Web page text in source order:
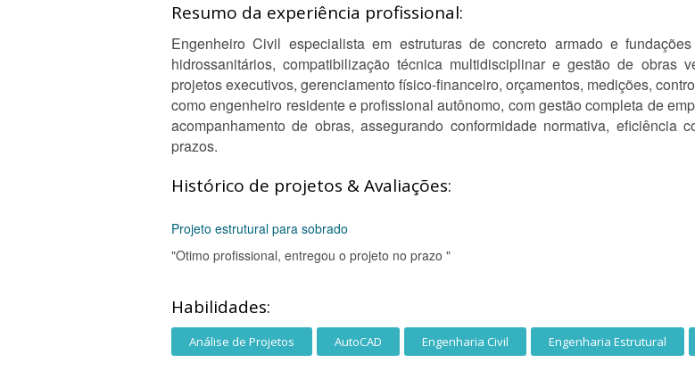
Resumo da experiência profissional:
Engenheiro Civil especialista em estruturas de concreto armado e
hidrossanitários, compatibilização técnica multidisciplinar e gestão de obras
projetos executivos, gerenciamento físico-financeiro, orçamentos, medições,
como engenheiro residente e profissional autônomo, com gestão completa de
acompanhamento de obras, assegurando conformidade normativa, eficiência
prazos.
Histórico de projetos & Avaliações:
Projeto estrutural para sobrado
"Otimo profissional, entregou o projeto no prazo "
Habilidades:
Análise de Projetos AutoCAD Engenharia Civil Engenharia Estrutural